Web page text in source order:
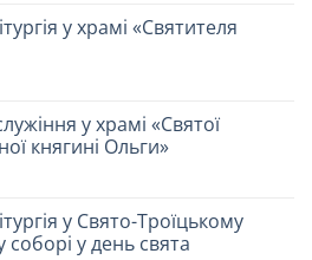
Української»
Олени»
у храмі «Святителя
у храмі «Святої
княгині Ольги»
у Свято-Троїцькому
у день свята